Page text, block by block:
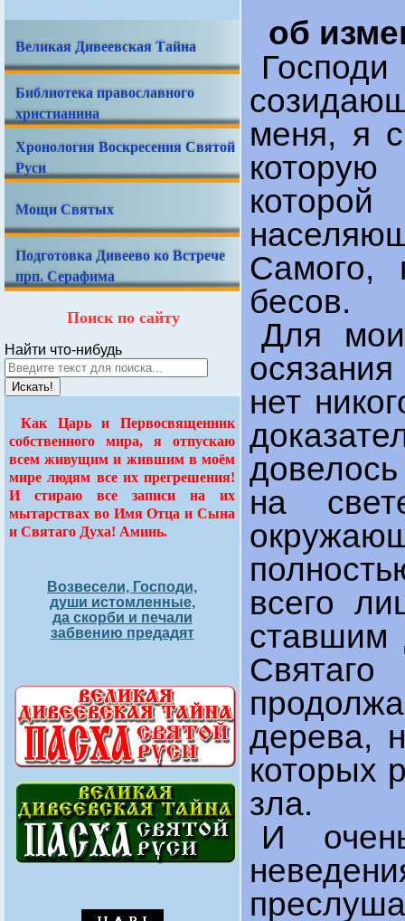
Великая Дивеевская Тайна
Библиотека православного
христианина
Хронология Воскресения Святой
Руси
Мощи Святых
Подготовка Дивеево ко Встрече
прп. Серафима
Поиск по сайту
Найти что-нибудь
Искать!
Как Царь и Первосвященник
собственного мира, я отпускаю
всем живущим и жившим в моём
мире людям все их прегрешения!
И стираю все записи на их
мытарствах во Имя Отца и Сына
и Святаго Духа! Аминь.
Возвесели, Господи,
души истомленные,
да скорби и печали
забвению предадят
об
меня, я
Самого,
бесов.
Для
нет
на
всего
ставшим
дерева,
которых
зла.
И